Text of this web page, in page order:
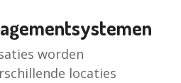
worden
locaties